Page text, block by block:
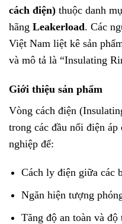
cách điện) thuộc danh
hãng Leakerload. Các
Việt Nam liệt kê sản
và mô tả là “Insulating
Giới thiệu sản phẩm
Vòng cách điện
trong các đầu nối điện
nghiệp để:
Cách ly điện giữa các
Ngăn hiện tượng
Tăng độ an toàn và